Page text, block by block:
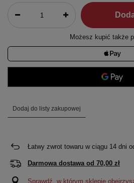
Możesz kupić także
Dodaj do listy zakupowej
Łatwy zwrot towaru w ciągu 14 dni
Darmowa dostawa od 70,00 zł
Sprawdź, w którym sklepie